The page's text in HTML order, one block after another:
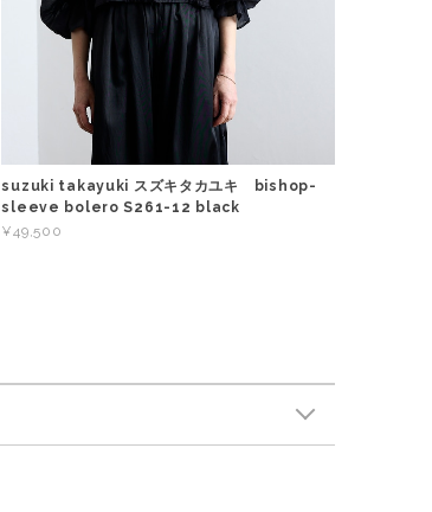
suzuki takayuki スズキタカユキ bishop-
sleeve bolero S261-12 black
¥49,500